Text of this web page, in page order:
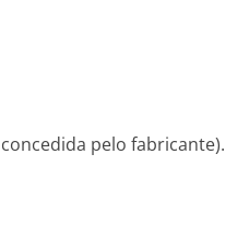
pelo fabricante).